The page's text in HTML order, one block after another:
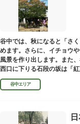
谷中では、秋になると「さ
めます。さらに、イチョウ
風景を作り出します。また
西口に下りる石段の坂は「
このように命名されたという
谷中エリア